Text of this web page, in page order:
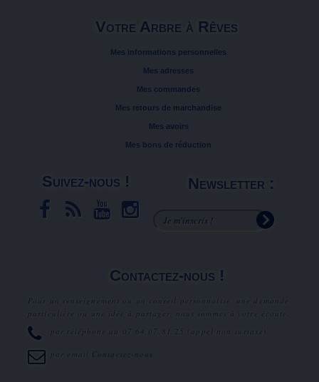
Votre Arbre à Rêves
Mes informations personnelles
Mes adresses
Mes commandes
Mes retours de marchandise
Mes avoirs
Mes bons de réduction
Suivez-nous ! Newsletter :
Contactez-nous !
Pour un renseignement ou un conseil personnalisé, une demande
particulière ou une idée à partager, nous sommes à votre écoute.
par téléphone au
07.64.07.81.25 (appel non surtaxé).
par email Contactez-nous